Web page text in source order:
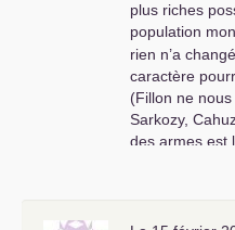
plus riches
popu­la­tion
rien n’a
carac­tère
(Fillon ne
Sarkozy,
des armes est